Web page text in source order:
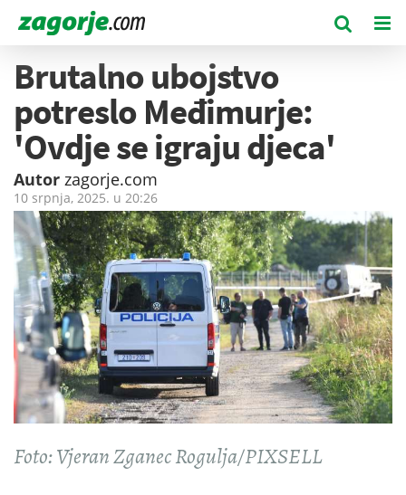
Brutalno ubojstvo
potreslo Međimurje:
'Ovdje se igraju djeca'
Autor zagorje.com
10 srpnja, 2025. u 20:26
Foto: Vjeran Zganec Rogulja/PIXSELL